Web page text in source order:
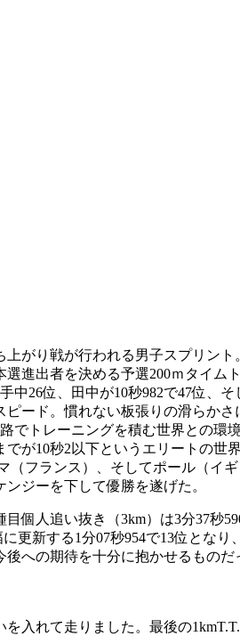
がり戦が行われる男子スプリン
進出者を決める予選200ｍタイム
26位、田中が10秒982で47位、そ
ード。慣れない板張りの滑らかさ
でトレーニングを積む世界との環
が10秒2以下というエリートの世
フランス）、そしてポール（イ
ジーを下して優勝を遂げた。
人追い抜き（3km）は3分37秒
更新する1分07秒954で13位となり
への期待を十分に抱かせるものだ
入れて走りました。最後の